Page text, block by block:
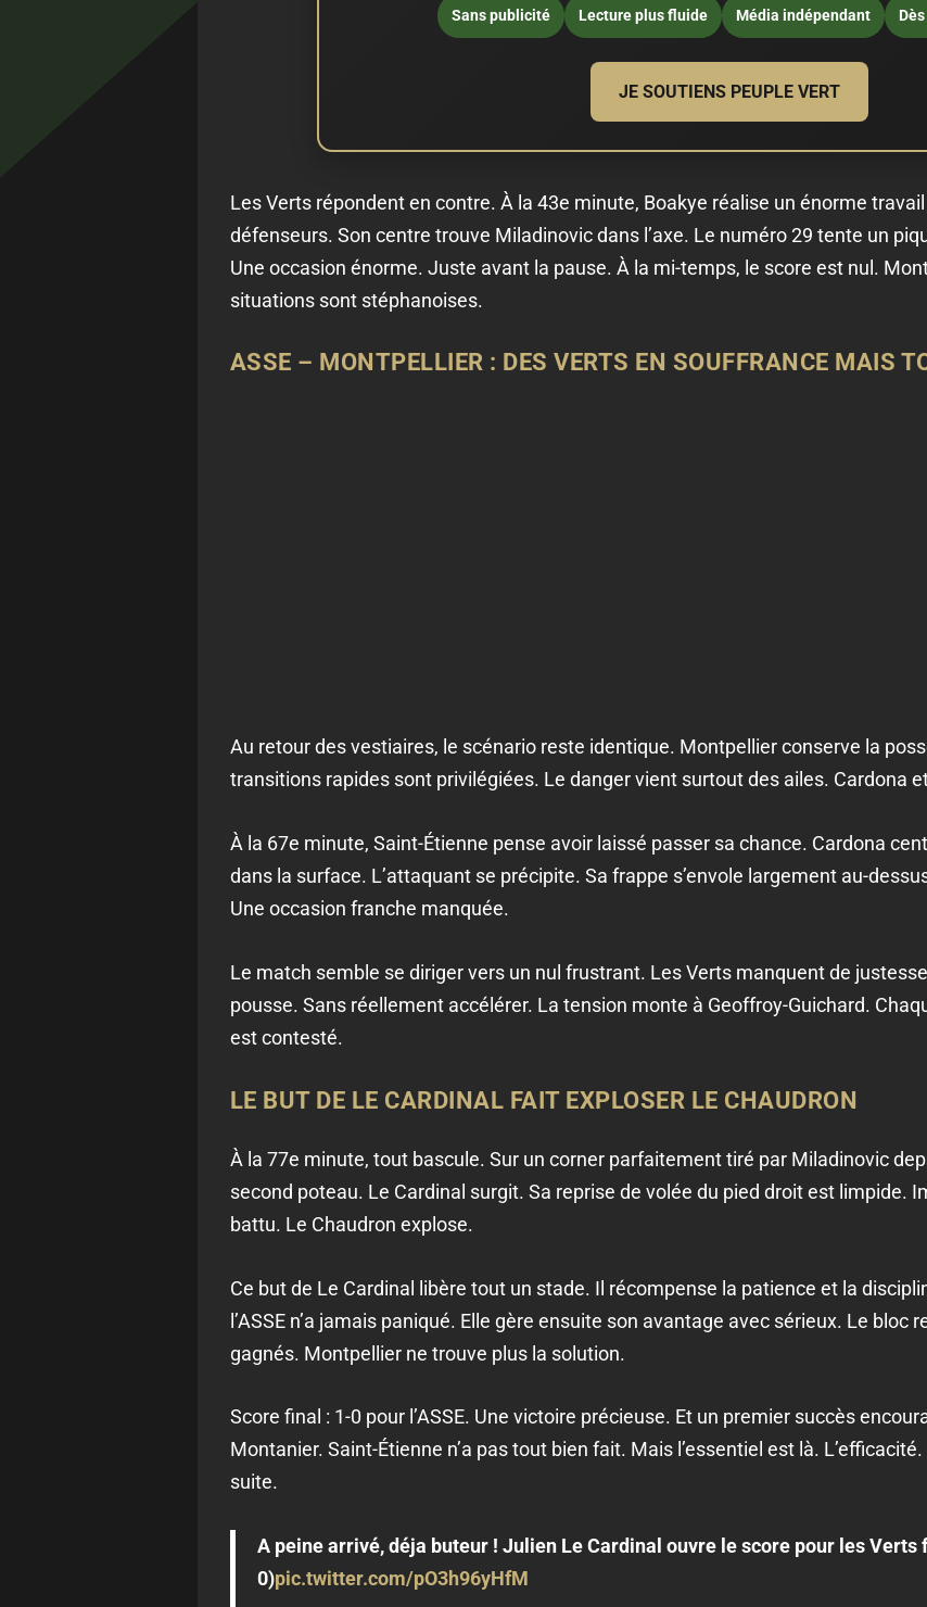
Sans publicité Lecture plus fluide Média indépendant
JE SOUTIENS PEUPLE VERT
Les Verts répondent en contre. À la 43e minute, Boakye réalise un énorme
défenseurs. Son centre trouve Miladinovic dans l’axe. Le numéro 29 tente un
Une occasion énorme. Juste avant la pause. À la mi-temps, le score est nul.
situations sont stéphanoises.
ASSE – MONTPELLIER : DES VERTS EN SOUFFRANCE MAIS
Au retour des vestiaires, le scénario reste identique. Montpellier conserve la
transitions rapides sont privilégiées. Le danger vient surtout des ailes. Cardona
À la 67e minute, Saint-Étienne pense avoir laissé passer sa chance. Cardona
dans la surface. L’attaquant se précipite. Sa frappe s’envole largement au-
Une occasion franche manquée.
Le match semble se diriger vers un nul frustrant. Les Verts manquent de
pousse. Sans réellement accélérer. La tension monte à Geoffroy-Guichard.
est contesté.
LE BUT DE LE CARDINAL FAIT EXPLOSER LE CHAUDRON
À la 77e minute, tout bascule. Sur un corner parfaitement tiré par Miladinovic
second poteau. Le Cardinal surgit. Sa reprise de volée du pied droit est limpide.
battu. Le Chaudron explose.
Ce but de Le Cardinal libère tout un stade. Il récompense la patience et la
l’ASSE n’a jamais paniqué. Elle gère ensuite son avantage avec sérieux. Le bloc
gagnés. Montpellier ne trouve plus la solution.
Score final : 1-0 pour l’ASSE. Une victoire précieuse. Et un premier succès
Montanier. Saint-Étienne n’a pas tout bien fait. Mais l’essentiel est là.
suite.
A peine arrivé, déja buteur ! Julien Le Cardinal ouvre le score pour les
0)pic.twitter.com/pO3h96yHfM